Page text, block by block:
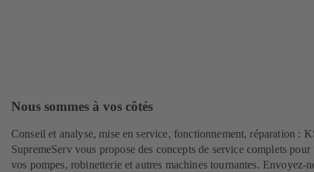
Nous sommes à vos côtés
Conseil et analyse, mise en service, fonctionnement, réparation :
SupremeServ vous propose des concepts de service complets pour
vos pompes, robinetterie et autres machines tournantes. Envoyez-